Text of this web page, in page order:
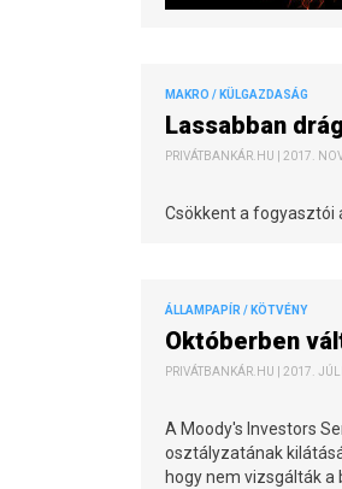
MAKRO / KÜLGAZDASÁG
Lassabban
PRIVÁTBANKÁR.HU | 2017.
Csökkent a fogyasztói
ÁLLAMPAPÍR / KÖTVÉNY
Októberben
PRIVÁTBANKÁR.HU | 2017.
A Moody's Investors
osztályzatának
hogy nem vizsgálták a